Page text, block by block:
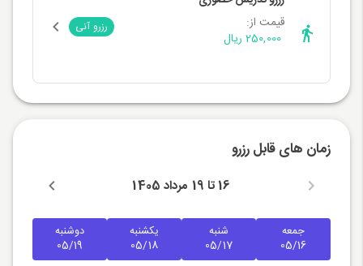
قیمت از:
250,000 ریال
رزرو آنی
زمان های قابل رزرو
16 تا 19 مرداد 1405
جمعه
05/16
شنبه
05/17
یکشنبه
05/18
دوشنبه
05/19